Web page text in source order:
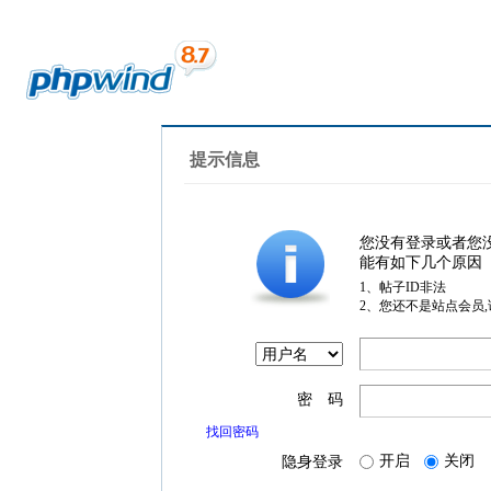
提示信息
您没有登录或者您
能有如下几个原因
1、帖子ID非法
2、您还不是站点会员
密 码
找回密码
隐身登录 开启 关闭